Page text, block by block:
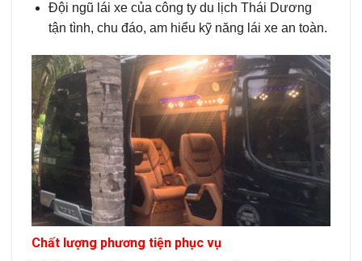
Đội ngũ lái xe của công ty du lịch Thái Dương
tận tình, chu đáo, am hiểu kỹ năng lái xe an toàn.
Chất lượng phương tiện phục vụ